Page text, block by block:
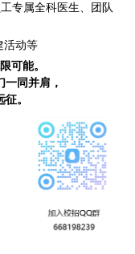
专属全科医生、团队
活动等
可能。
同并肩，
。